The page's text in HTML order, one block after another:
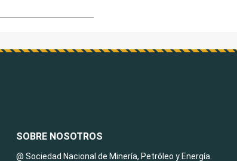
SOBRE NOSOTROS
@ Sociedad Nacional de Minería, Petróleo y Energía.